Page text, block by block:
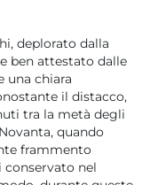
deplorato dalla
ben attestato dalle
una chiara
il distacco,
tra la metà degli
quando
frammento
conservato nel